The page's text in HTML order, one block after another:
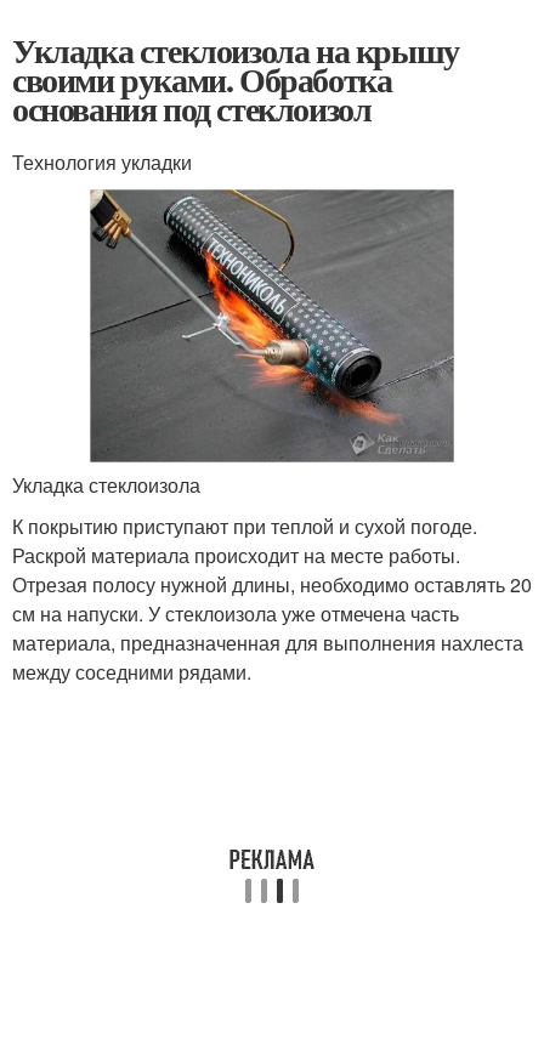
Укладка стеклоизола на крышу
своими руками. Обработка
основания под стеклоизол
Технология укладки
Укладка стеклоизола
К покрытию приступают при теплой и сухой погоде.
Раскрой материала происходит на месте работы.
Отрезая полосу нужной длины, необходимо оставлять 20
см на напуски. У стеклоизола уже отмечена часть
материала, предназначенная для выполнения нахлеста
между соседними рядами.